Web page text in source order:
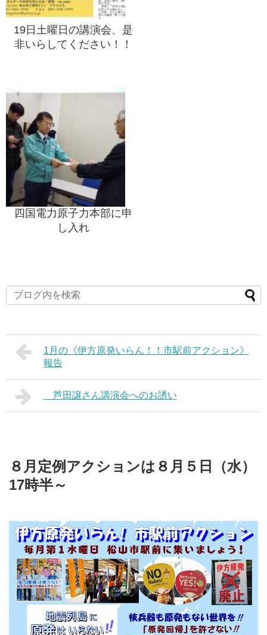
19日土曜日の講演会、是
非いらしてください！！
四国電力原子力本部に申
し入れ
1月の《伊方原発いらん！！市駅前アクション》
報告
芦田譲さん講演会へのお誘い
８月定例アクションは８月５日（水）
17時半～